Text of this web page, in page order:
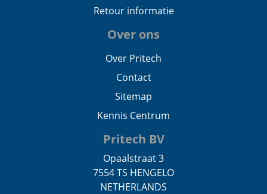
Retour informatie
Over ons
Over Pritech
Contact
Sitemap
Kennis Centrum
Pritech BV
Opaalstraat 3
7554 TS HENGELO
NETHERLANDS